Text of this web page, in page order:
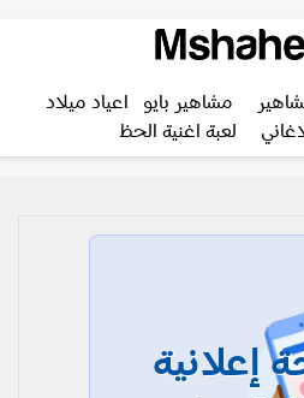
مشاهير بايو
اعياد ميلاد
لعبة اغنية الحظ
إعلانية